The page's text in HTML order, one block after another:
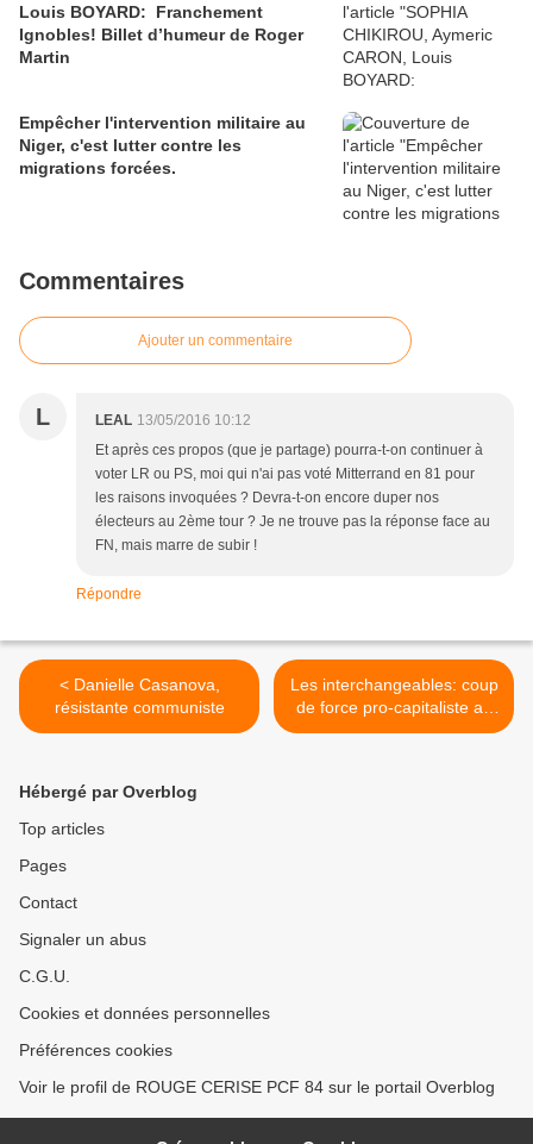
Louis BOYARD: Franchement
Ignobles! Billet d’humeur de Roger
Martin
Empêcher l'intervention militaire au
Niger, c'est lutter contre les
migrations forcées.
Commentaires
Ajouter un commentaire
L LEAL 13/05/2016 10:12
Et après ces propos (que je partage) pourra-t-on continuer à
voter LR ou PS, moi qui n'ai pas voté Mitterrand en 81 pour
les raisons invoquées ? Devra-t-on encore duper nos
électeurs au 2ème tour ? Je ne trouve pas la réponse face au
FN, mais marre de subir !
Répondre
< Danielle Casanova,
résistante communiste
Les interchangeables: coup
de force pro-capitaliste au
PS, surenchère ultra-
Hébergé par Overblog
Top articles
Pages
Contact
Signaler un abus
C.G.U.
Cookies et données personnelles
Préférences cookies
Voir le profil de ROUGE CERISE PCF 84 sur le portail Overblog